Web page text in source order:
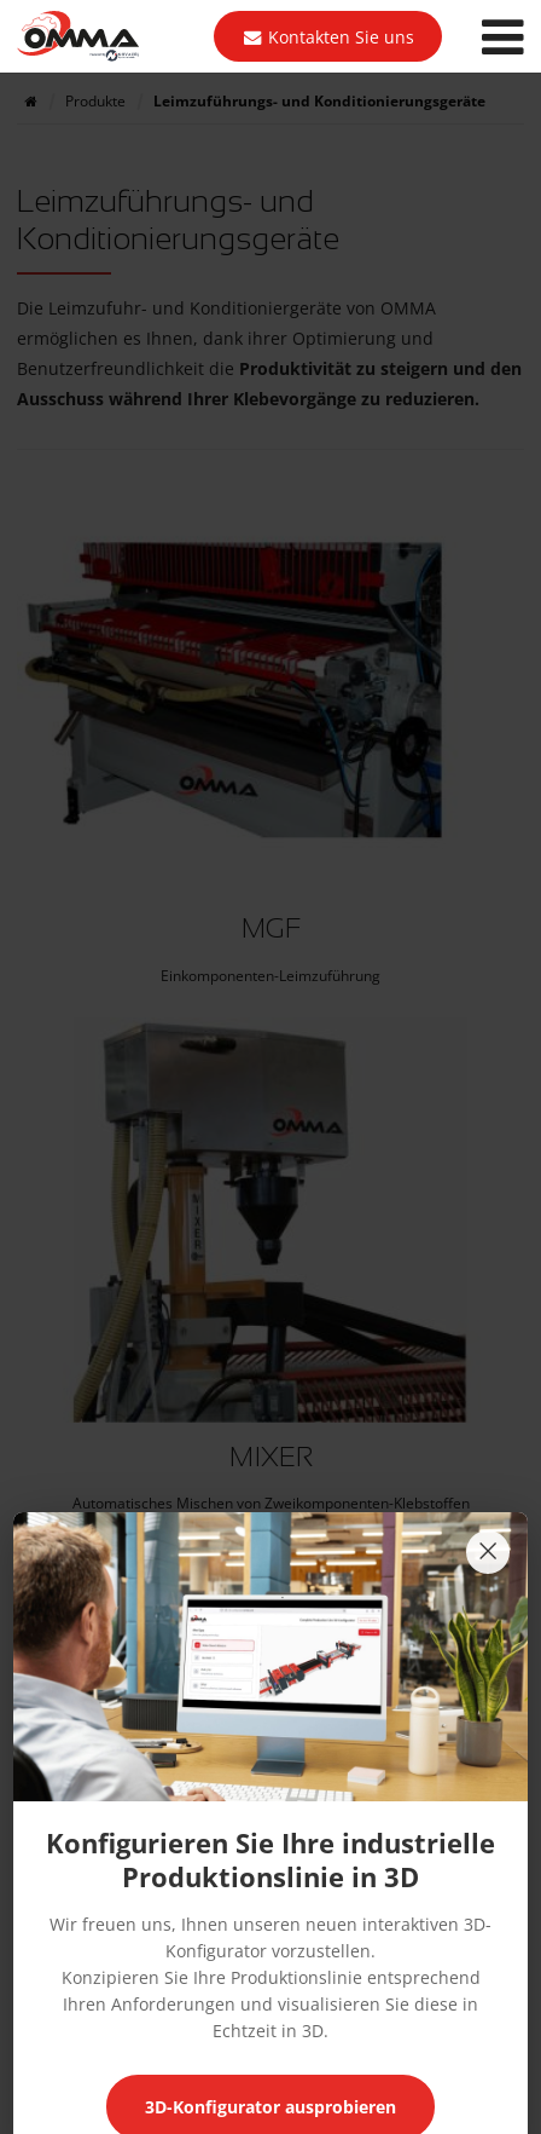
Kontakten Sie uns
Produkte Leimzuführungs- und Konditionierungsgeräte
×
Konfigurieren Sie Ihre industrielle
Produktionslinie in 3D
Wir freuen uns, Ihnen unseren neuen interaktiven 3D-
Konfigurator vorzustellen.
Konzipieren Sie Ihre Produktionslinie entsprechend
Ihren Anforderungen und visualisieren Sie diese in
Echtzeit in 3D.
3D-Konfigurator ausprobieren
Leimzuführungs- und
Konditionierungsgeräte
Die Leimzufuhr- und Konditioniergeräte von OMMA
ermöglichen es Ihnen, dank ihrer Optimierung und
Benutzerfreundlichkeit die Produktivität zu steigern und den
Ausschuss während Ihrer Klebevorgänge zu reduzieren.
MGF
Einkomponenten-Leimzuführung
MIXER
Automatisches Mischen von Zweikomponenten-Klebstoffen
HCU
Regelanlage zur Leimerwärmung